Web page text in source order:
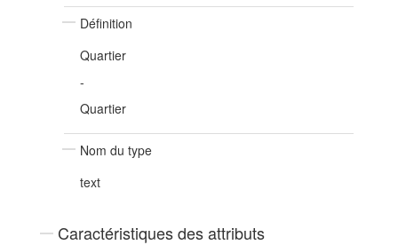
Définition
Quartier
-
Quartier
Nom du type
text
Caractéristiques des attributs